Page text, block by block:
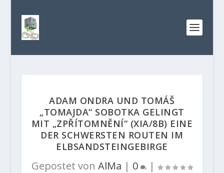
ADAM ONDRA UND TOMÁŠ
„TOMAJDA“ SOBOTKA GELINGT
MIT „ZPŘÍTOMNĚNÍ“ (XIA/8B) EINE
DER SCHWERSTEN ROUTEN IM
ELBSANDSTEINGEBIRGE
Gepostet von AlMa | 0 |